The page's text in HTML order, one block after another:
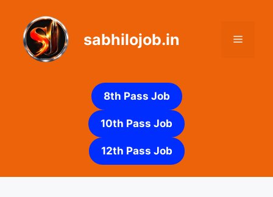
content
sabhilojob.in Menu
8th Pass Job
10th Pass Job
12th Pass Job